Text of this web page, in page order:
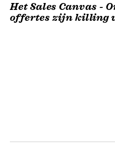
Het Sales Canvas -
offertes zijn killing